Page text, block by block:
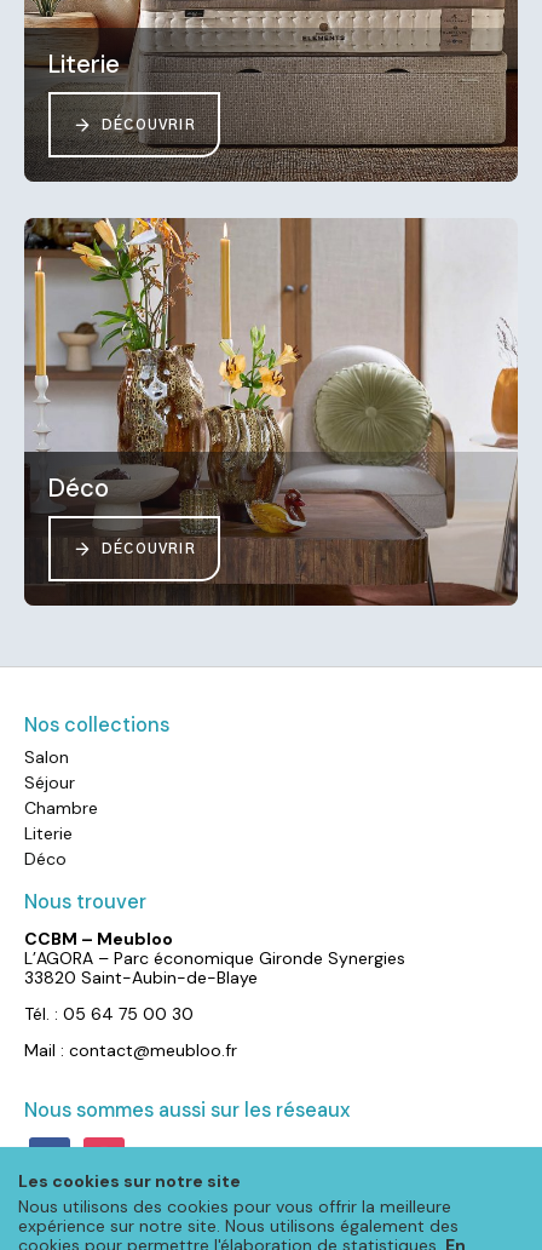
Les cookies sur notre site
Nous utilisons des cookies pour vous offrir la meilleure
expérience sur notre site. Nous utilisons également des
cookies pour permettre l'élaboration de statistiques. En
Literie
DÉCOUVRIR
Déco
DÉCOUVRIR
Nos collections
Salon
Séjour
Chambre
Literie
Déco
Nous trouver
CCBM – Meubloo
L’AGORA – Parc économique Gironde Synergies
33820 Saint-Aubin-de-Blaye
Tél. : 05 64 75 00 30
Mail : contact@meubloo.fr
Nous sommes aussi sur les réseaux
facebookinstagram